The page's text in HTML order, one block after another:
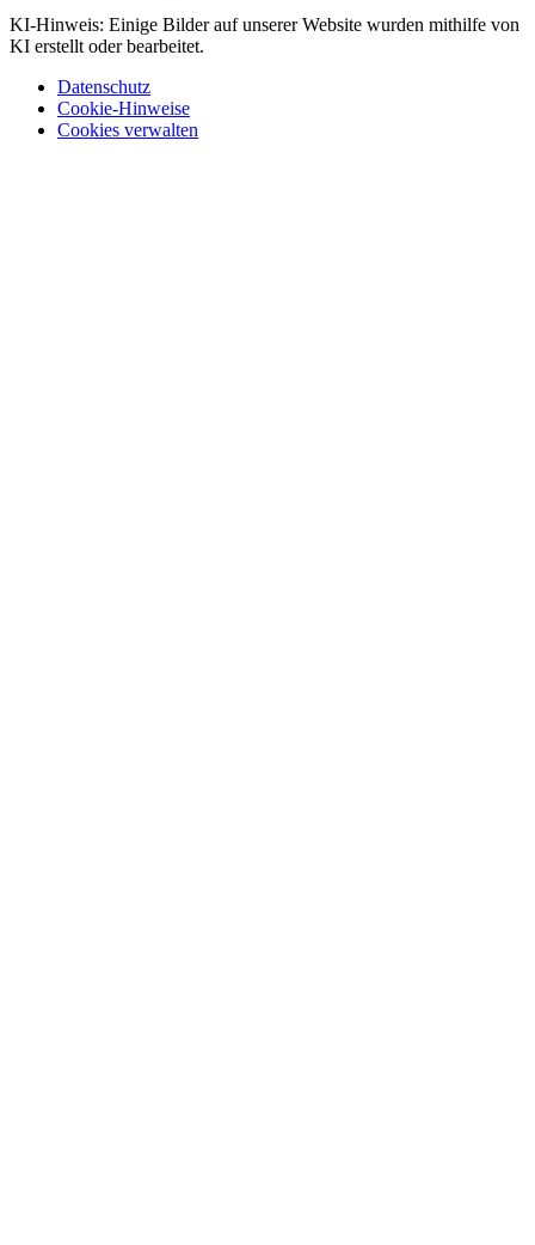
KI-Hinweis: Einige Bilder auf unserer Website wurden mithilfe von
KI erstellt oder bearbeitet.
Datenschutz
Cookie-Hinweise
Cookies verwalten